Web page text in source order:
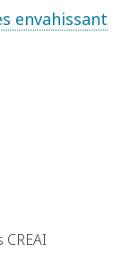
envahissant